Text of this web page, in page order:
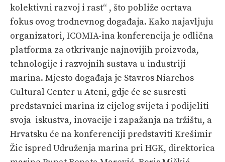
kolektivni razvoj i rast“ , što pobliže ocrtava
fokus ovog trodnevnog događaja. Kako najavljuju
organizatori, ICOMIA-ina konferencija je odlična
platforma za otkrivanje najnovijih proizvoda,
tehnologije i razvojnih sustava u industriji
marina. Mjesto događaja je Stavros Niarchos
Cultural Center u Ateni, gdje će se susresti
predstavnici marina iz cijelog svijeta i podijeliti
svoja iskustva, inovacije i zapažanja na tržištu, a
Hrvatsku će na konferenciji predstaviti Krešimir
Žic ispred Udruženja marina pri HGK, direktorica